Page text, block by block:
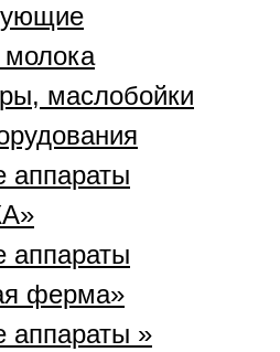
молока
маслобойки
аппараты
аппараты
ферма»
аппараты »